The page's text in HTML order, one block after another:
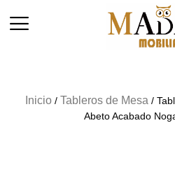
Inicio / Tableros de Mesa /
Abeto Acabado